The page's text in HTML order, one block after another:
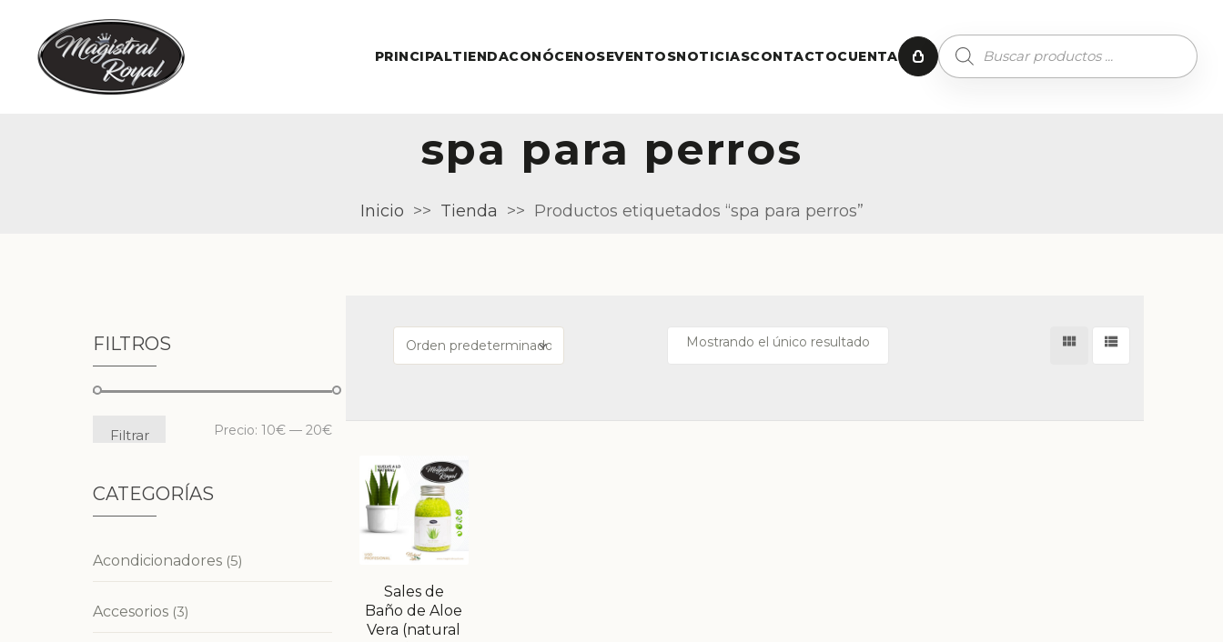
PRINCIPALTIENDACONÓCENOSEVENTOSNOTICIASCONTACTOCUENTA
spa para perros
Inicio >> Tienda >> Productos etiquetados “spa para perros”
FILTROS
Filtrar Precio: 10€— 20€
CATEGORÍAS
Acondicionadores (5)
Accesorios (3)
Mostrando el único resultado
Sales de
Baño de Aloe
Vera (natural